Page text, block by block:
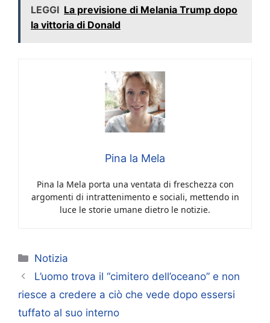
LEGGI La previsione di Melania Trump dopo
la vittoria di Donald
Pina la Mela
Pina la Mela porta una ventata di freschezza con
argomenti di intrattenimento e sociali, mettendo in
luce le storie umane dietro le notizie.
Categorie
Notizia
L’uomo trova il “cimitero dell’oceano” e non
riesce a credere a ciò che vede dopo essersi
tuffato al suo interno